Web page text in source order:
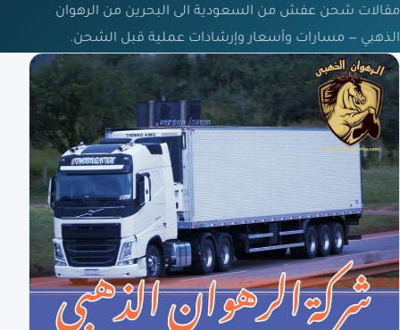
مقالات شحن عفش من السعودية الى البحرين من الرهوان
الذهبي — مسارات وأسعار وإرشادات عملية قبل الشحن.